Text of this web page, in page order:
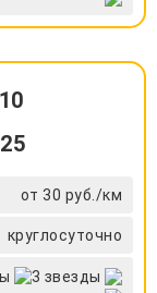
от 30 руб./км
круглосуточно